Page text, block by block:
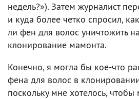
недель?»). Затем журналист
и куда более четко спросил,
ли фен для волос уничтожить
клонирование мамонта.
Конечно, я могла бы кое-что
фена для волос в
поскольку мне хотелось,